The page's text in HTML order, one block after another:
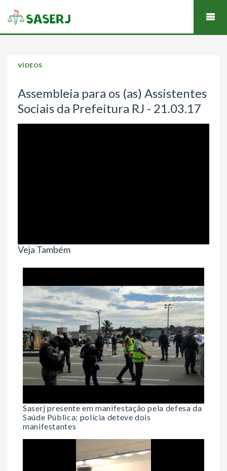
VÍDEOS
Assembleia para os (as) Assistentes
Sociais da Prefeitura RJ - 21.03.17
Veja Também
Saserj presente em manifestação pela defesa da
Saúde Pública; polícia deteve dois
manifestantes